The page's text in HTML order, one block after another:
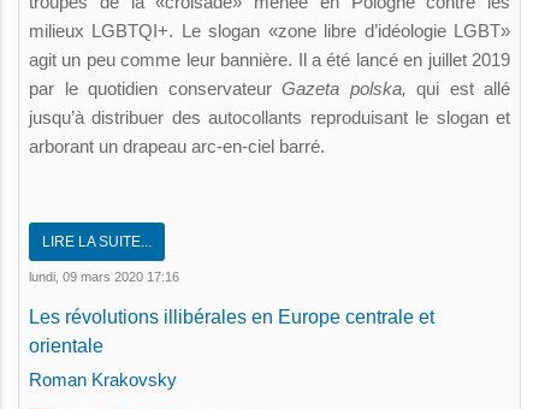
milieux LGBTQI+. Le slogan «zone libre d’idéologie LGBT»
agit un peu comme leur bannière. Il a été lancé en juillet 2019
par le quotidien conservateur Gazeta polska, qui est allé
jusqu’à distribuer des autocollants reproduisant le slogan et
arborant un drapeau arc-en-ciel barré.
LIRE LA SUITE...
lundi, 09 mars 2020 17:16
Les révolutions illibérales en Europe centrale et
orientale
Roman Krakovsky